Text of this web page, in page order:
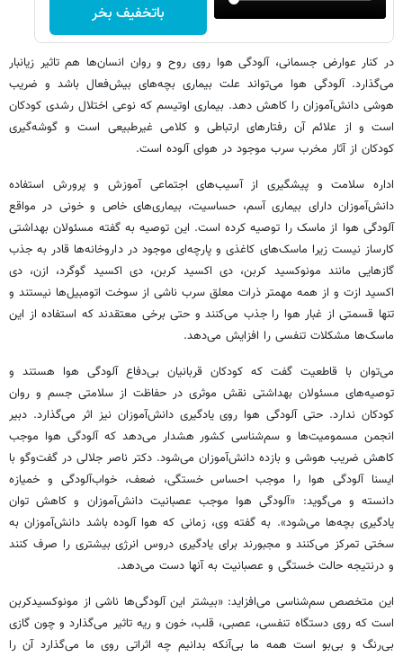
باتخفیف بخر
در کنار عوارض جسمانی، آلودگی هوا روی روح و روان انسان‌ها هم تاثیر زیانبار
می‌گذارد. آلودگی ‌هوا می‌تواند علت بیماری بچه‌های بیش‌فعال باشد و ضریب
هوشی دانش‌آموزان را کاهش دهد. بیماری اوتیسم که نوعی اختلال رشدی کودکان
است و از علائم آن رفتارهای ارتباطی و کلامی غیرطبیعی است و گوشه‌گیری
کودکان از آثار مخرب سرب موجود در هوای آلوده است.
اداره سلامت و پیشگیری از آسیب‌های اجتماعی آموزش و پرورش استفاده
دانش‌‌آموزان دارای بیماری آسم، حساسیت، بیماری‌های خاص و خونی در مواقع
آلودگی هوا از ماسک را توصیه کرده است. این توصیه به گفته مسئولان بهداشتی
کارساز نیست زیرا ماسک‌های کاغذی و پارچه‌ای موجود در داروخانه‌ها قادر به جذب
گازهایی مانند مونوکسید کربن، دی اکسید کربن، دی اکسید گوگرد، ازن، دی
اکسید ازت و از همه مهمتر ذرات معلق سرب ناشی از سوخت اتومبیل‌ها نیستند و
تنها قسمتی از غبار هوا را جذب می‌کنند و حتی برخی معتقدند که استفاده از این
ماسک‌ها مشکلات تنفسی را افزایش می‌دهد.
می‌توان با قاطعیت گفت که کودکان قربانیان بی‌دفاع آلودگی هوا هستند و
توصیه‌های مسئولان بهداشتی نقش موثری در حفاظت از سلامتی جسم و روان
کودکان ندارد. حتی آلودگی هوا روی یادگیری دانش‌آموزان نیز اثر می‌گذارد. دبیر
انجمن مسمومیت‌ها و سم‌شناسی کشور هشدار می‌دهد که آلودگی هوا موجب
کاهش ضریب هوشی و بازده دانش‌آموزان می‌شود. دکتر ناصر جلالی در گفت‌وگو با
ایسنا آلودگی هوا را موجب احساس خستگی، ضعف، خواب‌آلودگی و خمیازه
دانسته و می‌گوید: «آلودگی هوا موجب عصبانیت دانش‌آموزان و کاهش توان
یادگیری بچه‌ها می‌شود». به گفته وی، زمانی که هوا آلوده باشد دانش‌آموزان به
سختی تمرکز می‌کنند و مجبورند برای یادگیری دروس انرژی بیشتری را صرف کنند
و درنتیجه حالت خستگی و عصبانیت به آنها دست می‌دهد.
این متخصص سم‌شناسی می‌افزاید: «بیشتر این آلودگی‌ها ناشی از مونوکسیدکربن
است که روی دستگاه تنفسی، عصبی، قلب، خون و ریه تاثیر می‌گذارد و چون گازی
بی‌رنگ و بی‌بو است همه ما بی‌آنکه بدانیم چه اثراتی روی ما می‌گذارد آن را